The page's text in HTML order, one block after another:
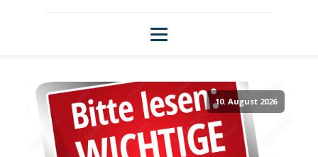
10. August 2026